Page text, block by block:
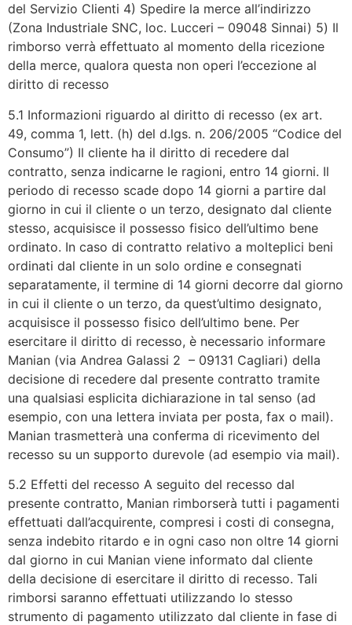
del Servizio Clienti 4) Spedire la merce all’indirizzo
(Zona Industriale SNC, loc. Lucceri – 09048 Sinnai) 5) Il
rimborso verrà effettuato al momento della ricezione
della merce, qualora questa non operi l’eccezione al
diritto di recesso
5.1 Informazioni riguardo al diritto di recesso (ex art.
49, comma 1, lett. (h) del d.lgs. n. 206/2005 “Codice del
Consumo”) Il cliente ha il diritto di recedere dal
contratto, senza indicarne le ragioni, entro 14 giorni. Il
periodo di recesso scade dopo 14 giorni a partire dal
giorno in cui il cliente o un terzo, designato dal cliente
stesso, acquisisce il possesso fisico dell’ultimo bene
ordinato. In caso di contratto relativo a molteplici beni
ordinati dal cliente in un solo ordine e consegnati
separatamente, il termine di 14 giorni decorre dal giorno
in cui il cliente o un terzo, da quest’ultimo designato,
acquisisce il possesso fisico dell’ultimo bene. Per
esercitare il diritto di recesso, è necessario informare
Manian (via Andrea Galassi 2 – 09131 Cagliari) della
decisione di recedere dal presente contratto tramite
una qualsiasi esplicita dichiarazione in tal senso (ad
esempio, con una lettera inviata per posta, fax o mail).
Manian trasmetterà una conferma di ricevimento del
recesso su un supporto durevole (ad esempio via mail).
5.2 Effetti del recesso A seguito del recesso dal
presente contratto, Manian rimborserà tutti i pagamenti
effettuati dall’acquirente, compresi i costi di consegna,
senza indebito ritardo e in ogni caso non oltre 14 giorni
dal giorno in cui Manian viene informato dal cliente
della decisione di esercitare il diritto di recesso. Tali
rimborsi saranno effettuati utilizzando lo stesso
strumento di pagamento utilizzato dal cliente in fase di